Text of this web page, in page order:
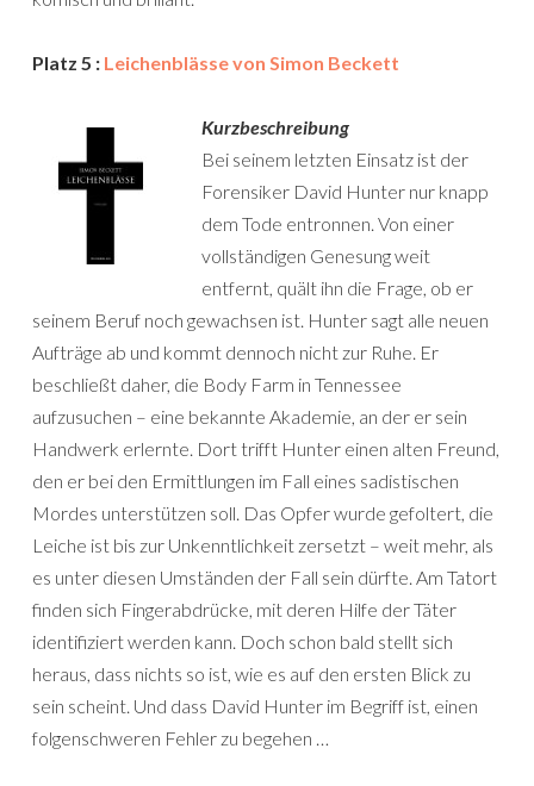
Platz 5 : Leichenblässe von Simon Beckett
Kurzbeschreibung
Bei seinem letzten Einsatz ist der
Forensiker David Hunter nur knapp
dem Tode entronnen. Von einer
vollständigen Genesung weit
entfernt, quält ihn die Frage, ob er
seinem Beruf noch gewachsen ist. Hunter sagt alle neuen
Aufträge ab und kommt dennoch nicht zur Ruhe. Er
beschließt daher, die Body Farm in Tennessee
aufzusuchen – eine bekannte Akademie, an der er sein
Handwerk erlernte. Dort trifft Hunter einen alten Freund,
den er bei den Ermittlungen im Fall eines sadistischen
Mordes unterstützen soll. Das Opfer wurde gefoltert, die
Leiche ist bis zur Unkenntlichkeit zersetzt – weit mehr, als
es unter diesen Umständen der Fall sein dürfte. Am Tatort
finden sich Fingerabdrücke, mit deren Hilfe der Täter
identifiziert werden kann. Doch schon bald stellt sich
heraus, dass nichts so ist, wie es auf den ersten Blick zu
sein scheint. Und dass David Hunter im Begriff ist, einen
folgenschweren Fehler zu begehen …